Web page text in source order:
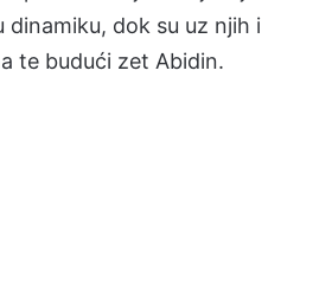
dinamiku, dok su uz njih i
te budući zet Abidin.